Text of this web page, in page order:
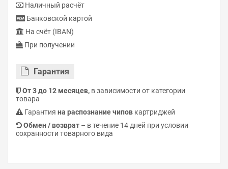
Наличный расчёт
Банковской картой
На счёт (IBAN)
При получении
Гарантия
От 3 до 12 месяцев, в зависимости от категории
товара
Гарантия на распознание чипов картриджей
Обмен / возврат – в течение 14 дней при условии
сохранности товарного вида